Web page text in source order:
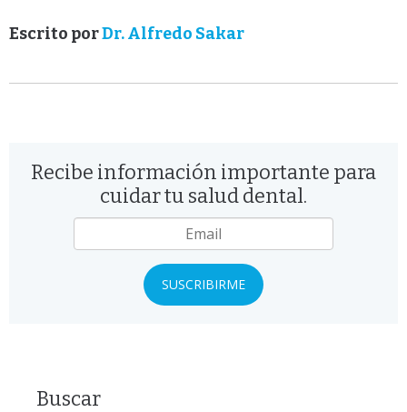
Escrito porDr. Alfredo Sakar
Recibe información importante para
cuidar tu salud dental.
Buscar